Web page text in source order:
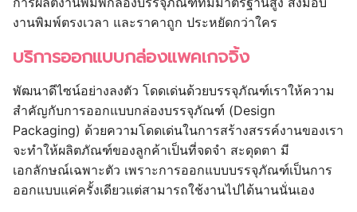
งานพิมพ์ตรงเวลา และราคาถูก ประหยัดกว่าใคร
บริการออกแบบกล่องแพคเกจจิ้ง
พัฒนาดีไซน์อย่างลงตัว โดดเด่นด้วยบรรจุภัณฑ์เราให้ความ
สำคัญกับการออกแบบกล่องบรรจุภัณฑ์ (Design
Packaging) ด้วยความโดดเด่นในการสร้างสรรค์งานของเรา
จะทำให้ผลิตภัณฑ์ของลูกค้าเป็นที่จดจำ สะดุดตา มี
เอกลักษณ์เฉพาะตัว เพราะการออกแบบบรรจุภัณฑ์เป็นการ
ออกแบบแค่ครั้งเดียวแต่สามารถใช้งานไปได้นานนั่นเอง